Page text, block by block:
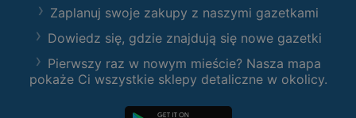
Zaplanuj swoje zakupy z naszymi gazetkami
Dowiedz się, gdzie znajdują się nowe gazetki
Pierwszy raz w nowym mieście? Nasza mapa
pokaże Ci wszystkie sklepy detaliczne w okolicy.